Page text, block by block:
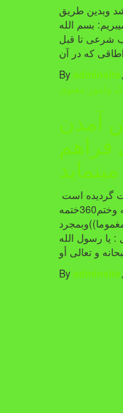
وبدین طریق
بسم الله
شرعی تا قبل
که در آن
By adminsite,
وامور معنوی
آمدن
فراهم
مینماید
((من قرا هذا الدعا فی ای وقت کانه حج360حجه وختم360ختمه
وفرج عن 360مهموما ومغموما))وبمجرد
: يا رسول الله
و تعالى أو
By adminsite,